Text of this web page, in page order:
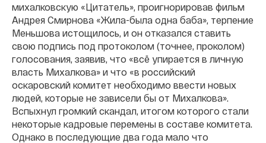
михалковскую «Цитатель», проигнорировав фильм
Андрея Смирнова «Жила-была одна баба», терпение
Меньшова истощилось, и он отказался ставить
свою подпись под протоколом (точнее, проколом)
голосования, заявив, что «всё упирается в личную
власть Михалкова» и что «в российский
оскаровский комитет необходимо ввести новых
людей, которые не зависели бы от Михалкова».
Вспыхнул громкий скандал, итогом которого стали
некоторые кадровые перемены в составе комитета.
Однако в последующие два года мало что